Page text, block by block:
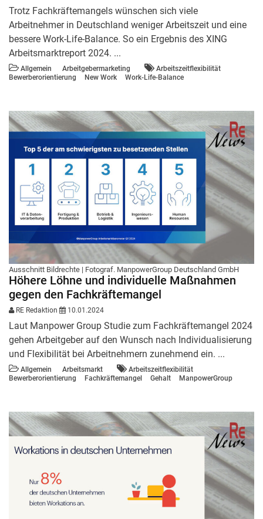
Trotz Fachkräftemangels wünschen sich viele
Arbeitnehmer in Deutschland weniger Arbeitszeit und eine
bessere Work-Life-Balance. So ein Ergebnis des XING
Arbeitsmarktreport 2024. ...
Allgemein Arbeitgebermarketing
Arbeitszeitflexibilität
Bewerberorientierung
New Work Work-Life-Balance
Ausschnitt Bildrechte | Fotograf. ManpowerGroup Deutschland GmbH
Höhere Löhne und individuelle Maßnahmen
gegen den Fachkräftemangel
RE Redaktion 10.01.2024
Laut Manpower Group Studie zum Fachkräftemangel 2024
gehen Arbeitgeber auf den Wunsch nach Individualisierung
und Flexibilität bei Arbeitnehmern zunehmend ein. ...
Allgemein Arbeitsmarkt
Arbeitszeitflexibilität
Bewerberorientierung
Fachkräftemangel Gehalt ManpowerGroup